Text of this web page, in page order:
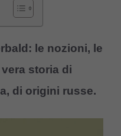
le nozioni, le
storia di
di origini russe.